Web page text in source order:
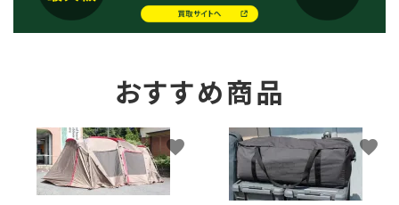
おすすめ商品
favorite favorite